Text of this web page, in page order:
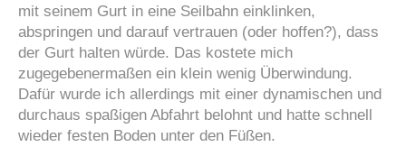
mit seinem Gurt in eine Seilbahn einklinken,
abspringen und darauf vertrauen (oder hoffen?), dass
der Gurt halten würde. Das kostete mich
zugegebenermaßen ein klein wenig Überwindung.
Dafür wurde ich allerdings mit einer dynamischen und
durchaus spaßigen Abfahrt belohnt und hatte schnell
wieder festen Boden unter den Füßen.